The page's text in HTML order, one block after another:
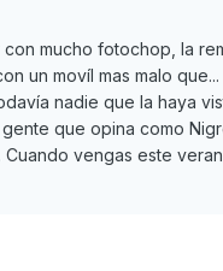
mucho fotochop, la
un movíl mas malo que...
nadie que la haya
que opina como
vengas este